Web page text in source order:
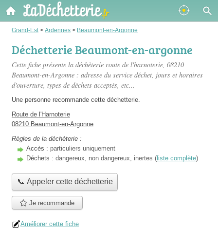
Grand-Est > Ardennes > Beaumont-en-Argonne
Déchetterie Beaumont-en-argonne
Cette fiche présente la déchèterie route de l'harnoterie, 08210
Beaumont-en-Argonne : adresse du service déchet, jours et horaires
d'ouverture, types de déchets acceptés, etc...
Une personne recommande cette déchetterie.
Route de l'Harnoterie
08210 Beaumont-en-Argonne
Règles de la déchèterie :
Accès : particuliers uniquement
Déchets : dangereux, non dangereux, inertes ( liste complète)
📞 Appeler cette déchetterie
Je recommande
Améliorer cette fiche